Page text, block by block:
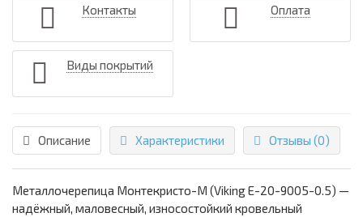
Контакты Оплата
Виды покрытий
Описание Характеристики Отзывы (0)
Металлочерепица Монтекристо-M (Viking E-20-9005-0.5) —
надёжный, маловесный, износостойкий кровельный